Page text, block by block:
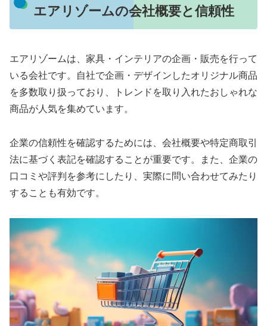
エアリゾームの会社概要と信頼性
エアリゾームは、家具・インテリアの企画・販売を行って
いる会社です。自社で企画・デザインしたオリジナル商品
を多数取り扱っており、トレンドを取り入れたおしゃれな
商品が人気を集めています。
企業の信頼性を確認するためには、会社概要や特定商取引
法に基づく表記を確認することが重要です。また、企業の
口コミや評判を参考にしたり、実際に問い合わせてみたり
することも有効です。